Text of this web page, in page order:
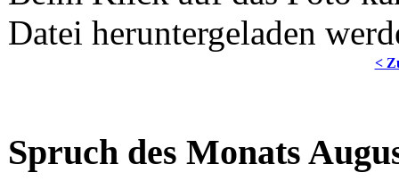
Datei heruntergeladen
<
Spruch des Monats